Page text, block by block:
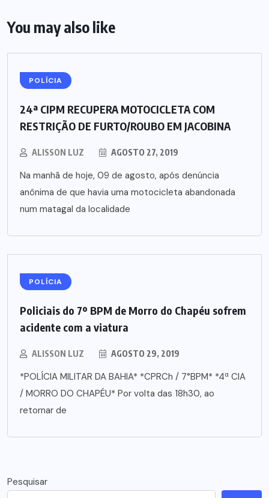
You may also like
POLÍCIA
24ª CIPM RECUPERA MOTOCICLETA COM
RESTRIÇÃO DE FURTO/ROUBO EM JACOBINA
ALISSON LUZ AGOSTO 27, 2019
Na manhã de hoje, 09 de agosto, após denúncia
anônima de que havia uma motocicleta abandonada
num matagal da localidade
POLÍCIA
Policiais do 7º BPM de Morro do Chapéu sofrem
acidente com a viatura
ALISSON LUZ AGOSTO 29, 2019
*POLÍCIA MILITAR DA BAHIA* *CPRCh / 7°BPM* *4ª CIA
/ MORRO DO CHAPÉU* Por volta das 18h30, ao
retornar de
Pesquisar